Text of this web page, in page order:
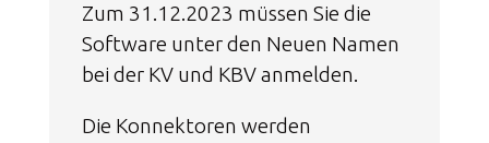
Zum 31.12.2023 müssen Sie die
Software unter den Neuen Namen
bei der KV und KBV anmelden.
Die Konnektoren werden